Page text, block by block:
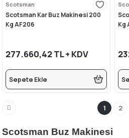
Scotsman
Scotsman Kar Buz Makinesi 200
Kg AF206
277.660,42 TL + KDV
Sepete Ekle
Kg
1 2
Scotsman Buz Makinesi